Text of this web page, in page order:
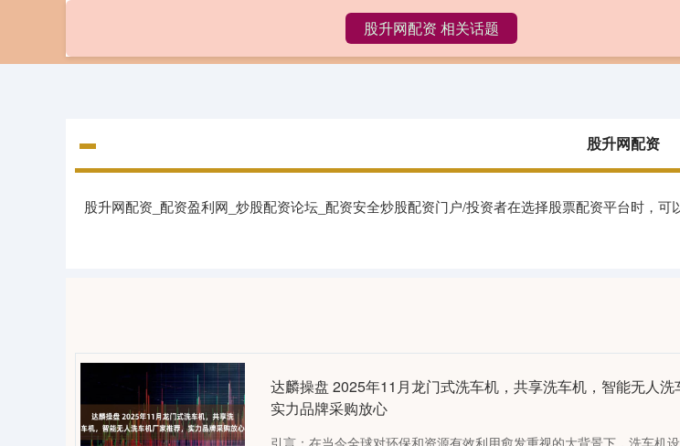
股升网配资
股升网配资
股升网配资_配资盈利网_炒股配资论坛_配资安全炒股配资门户/投资者在选择股票配资平台时，可
股升网配资 相关话题
达麟操盘 2025年11月龙门式洗车机，共享洗车机，智能无人洗
实力品牌采购放心
引言：在当今全球对环保和资源有效利用愈发重视的大背景下，洗车机